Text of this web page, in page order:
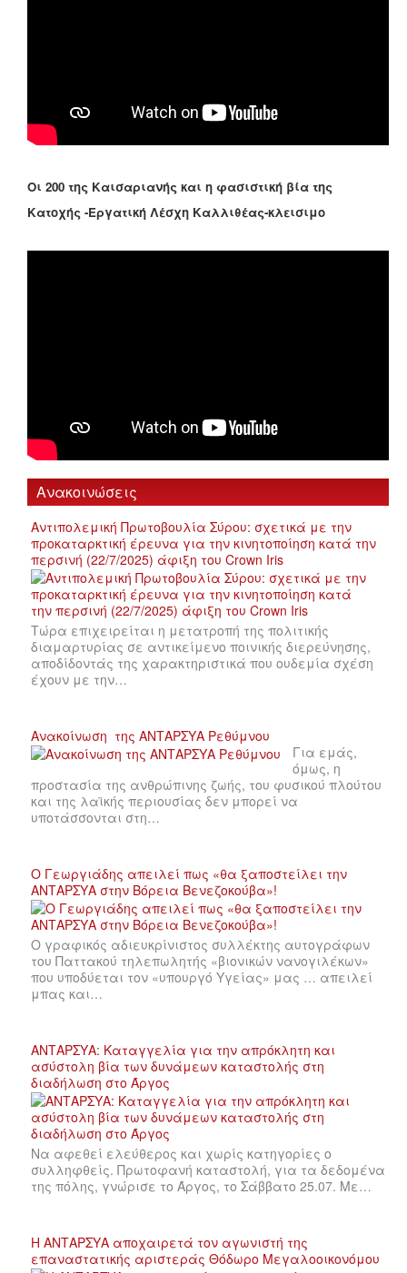
Οι 200 της Καισαριανής και η φασιστική βία της
Κατοχής -Εργατική Λέσχη Καλλιθέας-κλεισιμο
Ανακοινώσεις
Αντιπολεμική Πρωτοβουλία Σύρου: σχετικά με την
προκαταρκτική έρευνα για την κινητοποίηση κατά την
περσινή (22/7/2025) άφιξη του Crown Iris
Τώρα επιχειρείται η μετατροπή της πολιτικής
διαμαρτυρίας σε αντικείμενο ποινικής διερεύνησης,
αποδίδοντάς της χαρακτηριστικά που ουδεμία σχέση
έχουν με την…
Ανακοίνωση της ΑΝΤΑΡΣΥΑ Ρεθύμνου
Για εμάς,
όμως, η
προστασία της ανθρώπινης ζωής, του φυσικού πλούτου
και της λαϊκής περιουσίας δεν μπορεί να
υποτάσσονται στη…
Ο Γεωργιάδης απειλεί πως «θα ξαποστείλει την
ΑΝΤΑΡΣΥΑ στην Βόρεια Βενεζοκούβα»!
Ο γραφικός αδιευκρίνιστος συλλέκτης αυτογράφων
του Παττακού τηλεπωλητής «βιονικών νανογιλέκων»
που υποδύεται τον «υπουργό Υγείας» μας … απειλεί
μπας και…
ΑΝΤΑΡΣΥΑ: Καταγγελία για την απρόκλητη και
ασύστολη βία των δυνάμεων καταστολής στη
διαδήλωση στο Άργος
Να αφεθεί ελεύθερος και χωρίς κατηγορίες ο
συλληφθείς. Πρωτοφανή καταστολή, για τα δεδομένα
της πόλης, γνώρισε το Άργος, το Σάββατο 25.07. Με…
Η ΑΝΤΑΡΣΥΑ αποχαιρετά τον αγωνιστή της
επαναστατικής αριστεράς Θόδωρο Μεγαλοοικονόμου